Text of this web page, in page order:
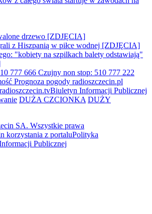
drzewo [ZDJĘCIA]
z Hiszpanią w piłce wodnej [ZDJĘCIA]
"kobiety na szpilkach balety odstawiają"
777 666 Czujny non stop: 510 777 222
Prognoza pogody radioszczecin.pl
radioszczecin.tvBiuletyn Informacji Publicznej
DUŻA CZCIONKA DUŻY
SA. Wszystkie prawa
korzystania z portaluPolityka
Publicznej